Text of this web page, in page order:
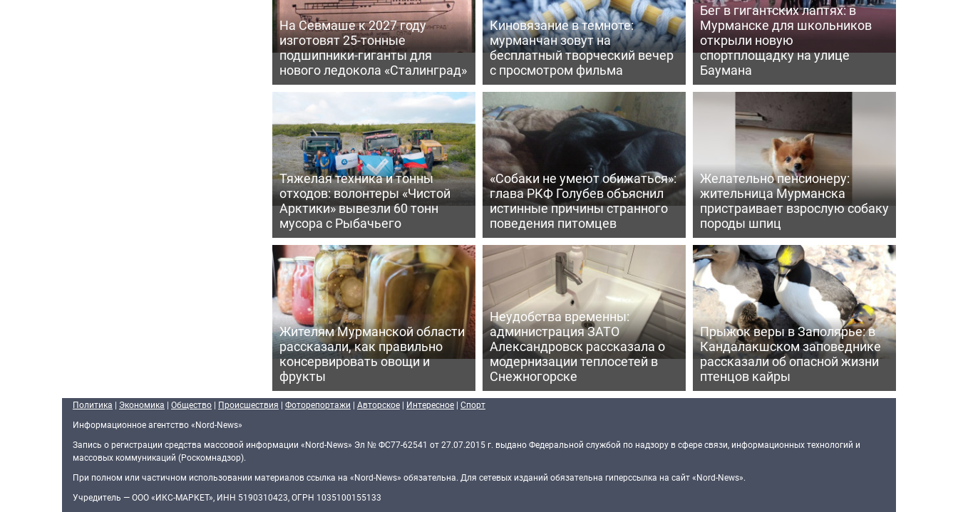
На Севмаше к 2027 году
изготовят 25-тонные
подшипники-гиганты для
нового ледокола «Сталинград»
Киновязание в темноте:
мурманчан зовут на
бесплатный творческий вечер
с просмотром фильма
Бег в гигантских лаптях: в
Мурманске для школьников
открыли новую
спортплощадку на улице
Баумана
Тяжелая техника и тонны
отходов: волонтеры «Чистой
Арктики» вывезли 60 тонн
мусора с Рыбачьего
«Собаки не умеют обижаться»:
глава РКФ Голубев объяснил
истинные причины странного
поведения питомцев
Желательно пенсионеру:
жительница Мурманска
пристраивает взрослую собаку
породы шпиц
Жителям Мурманской области
рассказали, как правильно
консервировать овощи и
фрукты
Неудобства временны:
администрация ЗАТО
Александровск рассказала о
модернизации теплосетей в
Снежногорске
Прыжок веры в Заполярье: в
Кандалакшском заповеднике
рассказали об опасной жизни
птенцов кайры
Политика | Экономика | Общество | Происшествия | Фоторепортажи | Авторское | Интересное | Спорт
Информационное агентство «Nord-News»
Запись о регистрации средства массовой информации «Nord-News» Эл № ФС77-62541 от 27.07.2015 г. выдано Федеральной службой по надзору в сфере связи, информационных технологий и
массовых коммуникаций (Роскомнадзор).
При полном или частичном использовании материалов ссылка на «Nord-News» обязательна. Для сетевых изданий обязательна гиперссылка на сайт «Nord-News».
Учредитель — ООО «ИКС-МАРКЕТ», ИНН 5190310423, ОГРН 1035100155133